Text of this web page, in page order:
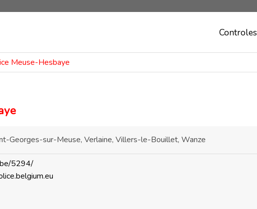
Controles
Meuse-Hesbaye
Georges-sur-Meuse, Verlaine, Villers-le-Bouillet, Wanze
5294/